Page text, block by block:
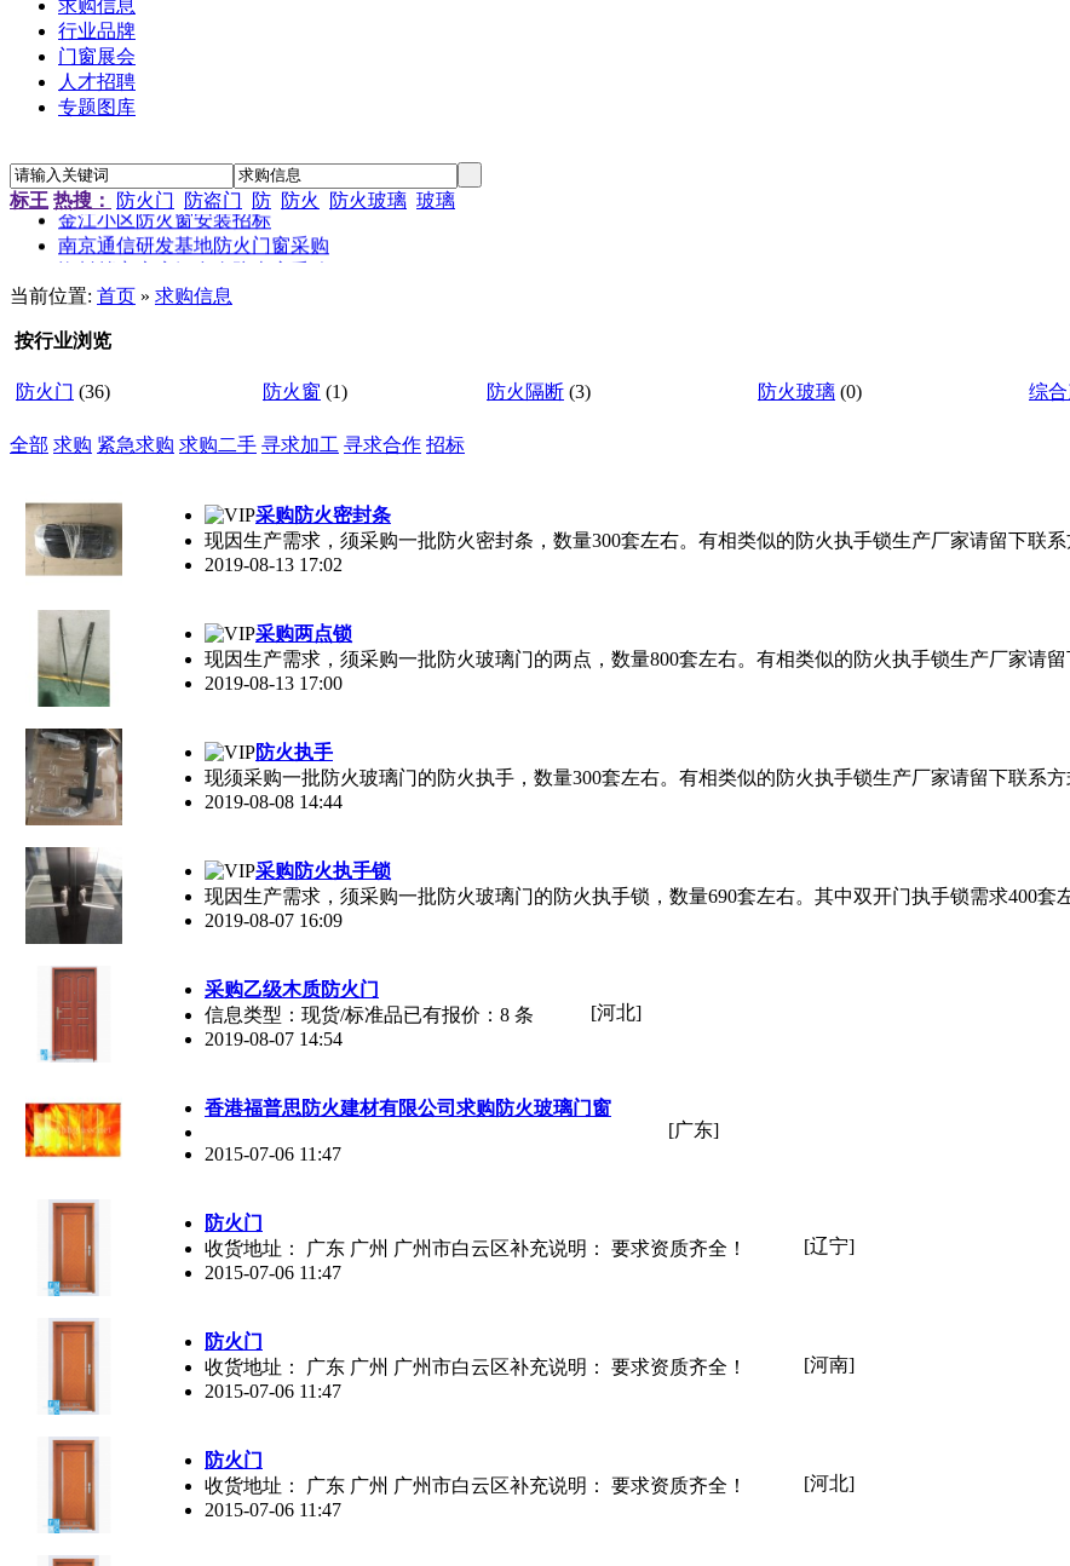
求购信息
行业品牌
门窗展会
人才招聘
专题图库
标王 热搜： 防火门 防盗门 防 防火 防火玻璃 玻璃
江苏省农科院农产品孵化中心招待楼铝合金门窗工程招标通知
金江小区防火窗安装招标
南京通信研发基地防火门窗采购
资料档案库房铝合金防火窗采购
金江小区防火窗安装招标
当前位置: 首页 » 求购信息
按行业浏览
防火门 (36) 防火窗 (1) 防火隔断 (3) 防火玻璃 (0) 综
全部 求购 紧急求购 求购二手 寻求加工 寻求合作 招标
采购防火密封条
现因生产需求，须采购一批防火密封条，数量300套左右。有相类似的防火执手锁生产厂家请留下联系
2019-08-13 17:02
采购两点锁
现因生产需求，须采购一批防火玻璃门的两点，数量800套左右。有相类似的防火执手锁生产厂家请留
2019-08-13 17:00
防火执手
现须采购一批防火玻璃门的防火执手，数量300套左右。有相类似的防火执手锁生产厂家请留下联系方
2019-08-08 14:44
采购防火执手锁
现因生产需求，须采购一批防火玻璃门的防火执手锁，数量690套左右。其中双开门执手锁需求400套
2019-08-07 16:09
采购乙级木质防火门
信息类型：现货/标准品已有报价：8 条
2019-08-07 14:54
[河北]
香港福普思防火建材有限公司求购防火玻璃门窗
2015-07-06 11:47
[广东]
防火门
收货地址： 广东 广州 广州市白云区补充说明： 要求资质齐全！
2015-07-06 11:47
[辽宁]
防火门
收货地址： 广东 广州 广州市白云区补充说明： 要求资质齐全！
2015-07-06 11:47
[河南]
防火门
收货地址： 广东 广州 广州市白云区补充说明： 要求资质齐全！
2015-07-06 11:47
[河北]